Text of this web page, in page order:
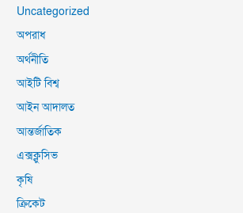
Uncategorized
অপরাধ
অর্থনীতি
আইটি বিশ্ব
আইন আদালত
আন্তর্জাতিক
এক্সক্লুসিভ
কৃষি
ক্রিকেট